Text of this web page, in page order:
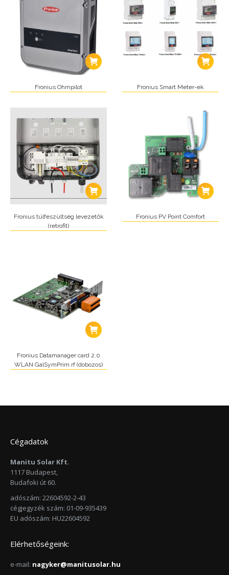
Fronius Ohmpilot Fronius Smart Meter-ek
Fronius túlfeszültség levezetők
(retrofit)
Fronius PV Point Comfort
Fronius Datamanager card 2.0
WLAN GalSymPrim rf (dobozos)
Cégadatok
Manitu Solar Kft.
1117 Budapest,
Budafoki út 60.
adószám: 22604592-2-43
cégjegyzék szám: 01-09-935439
EU adószám: HU22604592
Elérhetőségeink:
e-mail: nagyker@manitusolar.hu